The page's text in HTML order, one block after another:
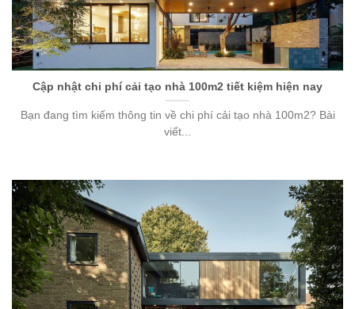
Cập nhật chi phí cải tạo nhà 100m2 tiết kiệm hiện nay
Bạn đang tìm kiếm thông tin về chi phí cải tạo nhà 100m2? Bài
viết...